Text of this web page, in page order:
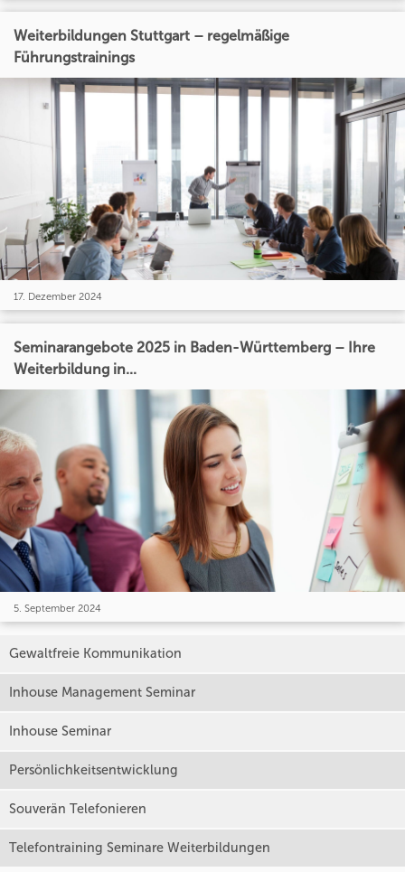
Weiterbildungen Stuttgart – regelmäßige
Führungstrainings
17. Dezember 2024
Seminarangebote 2025 in Baden-Württemberg – Ihre
Weiterbildung in...
5. September 2024
Gewaltfreie Kommunikation
Inhouse Management Seminar
Inhouse Seminar
Persönlichkeitsentwicklung
Souverän Telefonieren
Telefontraining Seminare Weiterbildungen